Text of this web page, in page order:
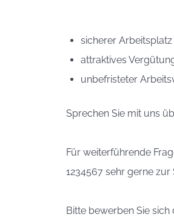
sicherer Arbeitsplatz
attraktives
unbefristeter
Sprechen Sie mit uns
Für weiterführende
1234567 sehr gerne zur
Bitte bewerben Sie